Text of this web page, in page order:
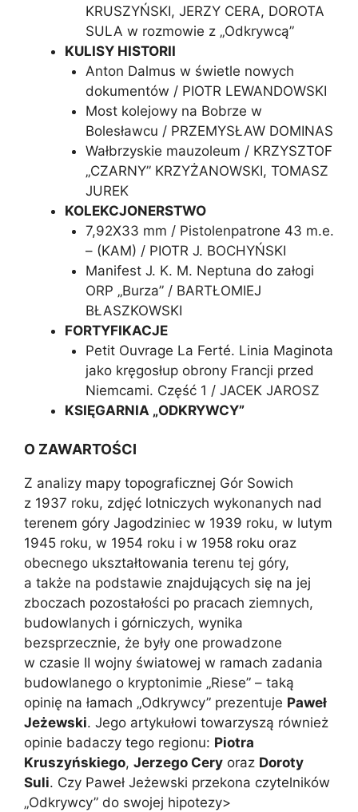
KRUSZYŃSKI, JERZY CERA, DOROTA
SULA w rozmowie z „Odkrywcą”
KULISY HISTORII
Anton Dalmus w świetle nowych
dokumentów / PIOTR LEWANDOWSKI
Most kolejowy na Bobrze w
Bolesławcu / PRZEMYSŁAW DOMINAS
Wałbrzyskie mauzoleum / KRZYSZTOF
„CZARNY” KRZYŻANOWSKI, TOMASZ
JUREK
KOLEKCJONERSTWO
7,92X33 mm / Pistolenpatrone 43 m.e.
– (KAM) / PIOTR J. BOCHYŃSKI
Manifest J. K. M. Neptuna do załogi
ORP „Burza” / BARTŁOMIEJ
BŁASZKOWSKI
FORTYFIKACJE
Petit Ouvrage La Ferté. Linia Maginota
jako kręgosłup obrony Francji przed
Niemcami. Część 1 / JACEK JAROSZ
KSIĘGARNIA „ODKRYWCY”
O ZAWARTOŚCI
Z analizy mapy topograficznej Gór Sowich
z 1937 roku, zdjęć lotniczych wykonanych nad
terenem góry Jagodziniec w 1939 roku, w lutym
1945 roku, w 1954 roku i w 1958 roku oraz
obecnego ukształtowania terenu tej góry,
a także na podstawie znajdujących się na jej
zboczach pozostałości po pracach ziemnych,
budowlanych i górniczych, wynika
bezsprzecznie, że były one prowadzone
w czasie II wojny światowej w ramach zadania
budowlanego o kryptonimie „Riese” – taką
opinię na łamach „Odkrywcy” prezentuje Paweł
Jeżewski. Jego artykułowi towarzyszą również
opinie badaczy tego regionu: Piotra
Kruszyńskiego, Jerzego Cery oraz Doroty
Suli. Czy Paweł Jeżewski przekona czytelników
„Odkrywcy” do swojej hipotezy>